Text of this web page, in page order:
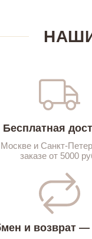
Бесплатная
и Санкт-
заказе от 5000
и возврат —